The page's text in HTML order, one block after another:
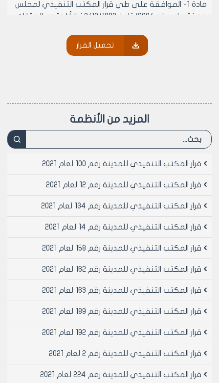
مادة 1- الموافقة على طي قرار المكتب التنفيذي لمجلس
مدينة حلب رقم /289/ تاريخ 3/10/1993 نظراً لوقوع العقارات
المقترح استملاكها بموجبه ضمن منطقة توسع المنطقة
رئيس المكتب التنفيذي لمجلس مدينة
المهندس بسام بيروتي
تحميل القرار
المزيد من الأنظمة
قرار المكتب التنفيذي للمدينة رقم 100 لعام 2021
قرار المكتب التنفيذي للمدينة رقم 12 لعام 2021
قرار المكتب التنفيذي للمدينة رقم 134 لعام 2021
قرار المكتب التنفيذي للمدينة رقم 14 لعام 2021
قرار المكتب التنفيذي للمدينة رقم 158 لعام 2021
قرار المكتب التنفيذي للمدينة رقم 162 لعام 2021
قرار المكتب التنفيذي للمدينة رقم 163 لعام 2021
قرار المكتب التنفيذي للمدينة رقم 189 لعام 2021
قرار المكتب التنفيذي للمدينة رقم 192 لعام 2021
قرار المكتب التنفيذي للمدينة رقم 2 لعام 2021
قرار المكتب التنفيذي للمدينة رقم 224 لعام 2021